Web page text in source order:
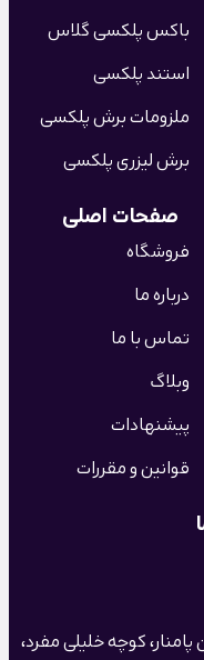
باکس پلکسی گلاس
استند پلکسی
ملزومات برش پلکسی
برش لیزری پلکسی
صفحات اصلی
فروشگاه
درباره ما
تماس با ما
وبلاگ
پیشنهادات
قوانین و مقررات
پامنار، کوچه خلیلی مفرد،